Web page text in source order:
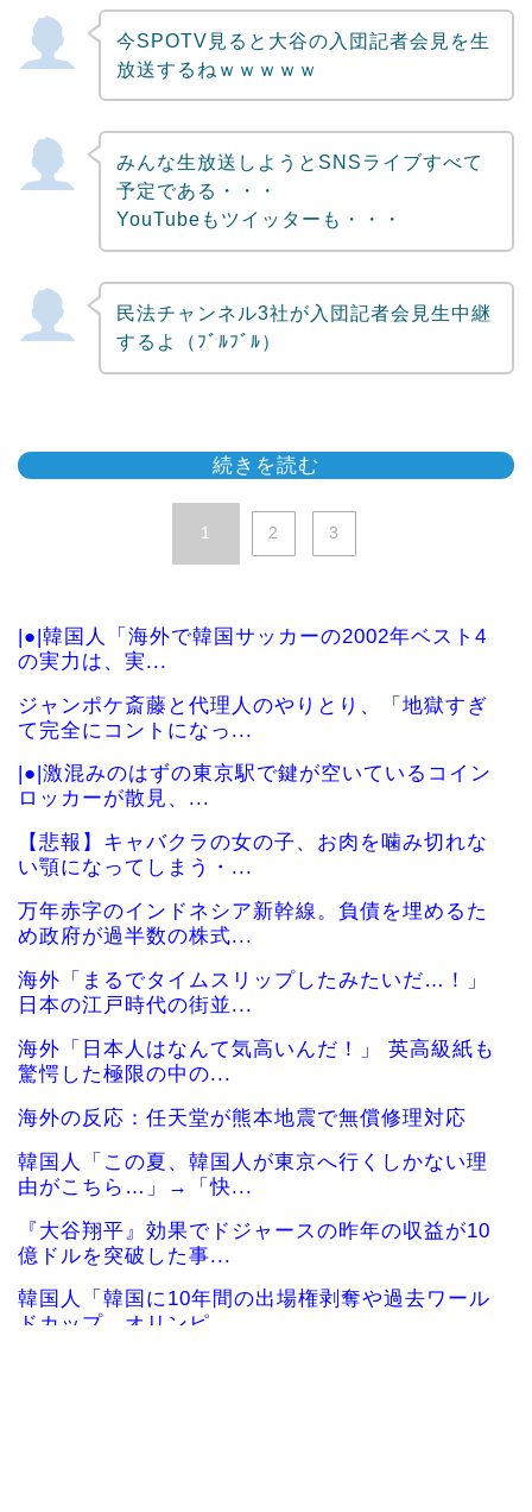
今SPOTV見ると大谷の入団記者会見を生
放送するねｗｗｗｗｗ
みんな生放送しようとSNSライブすべて
予定である・・・
YouTubeもツイッターも・・・
民法チャンネル3社が入団記者会見生中継
するよ（ﾌﾞﾙﾌﾞﾙ）
続きを読む
1 2 3
|●|韓国人「海外で韓国サッカーの2002年ベスト4
の実力は、実...
ジャンポケ斎藤と代理人のやりとり、「地獄すぎ
て完全にコントになっ...
|●|激混みのはずの東京駅で鍵が空いているコイン
ロッカーが散見、...
【悲報】キャバクラの女の子、お肉を噛み切れな
い顎になってしまう・...
万年赤字のインドネシア新幹線。負債を埋めるた
め政府が過半数の株式...
海外「まるでタイムスリップしたみたいだ…！」
日本の江戸時代の街並...
海外「日本人はなんて気高いんだ！」 英高級紙も
驚愕した極限の中の...
海外の反応：任天堂が熊本地震で無償修理対応
韓国人「この夏、韓国人が東京へ行くしかない理
由がこちら…」→「快...
『大谷翔平』効果でドジャースの昨年の収益が10
億ドルを突破した事...
韓国人「韓国に10年間の出場権剥奪や過去ワール
ドカップ、オリンピ...